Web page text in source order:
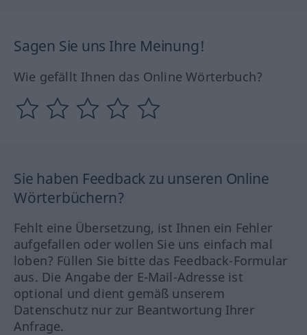
Sagen Sie uns Ihre Meinung!
Wie gefällt Ihnen das Online Wörterbuch?
Sie haben Feedback zu unseren Online
Wörterbüchern?
Fehlt eine Übersetzung, ist Ihnen ein Fehler
aufgefallen oder wollen Sie uns einfach mal
loben? Füllen Sie bitte das Feedback-Formular
aus. Die Angabe der E-Mail-Adresse ist
optional und dient gemäß unserem
Datenschutz nur zur Beantwortung Ihrer
Anfrage.